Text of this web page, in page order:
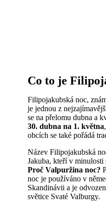
Co to je
Filipojakubská noc,
je jednou z
se na přelomu dubna a
30. dubna na 1. května
obcích se také pořádá
Název Filipojakubská
Jakuba, kteří v
Proč Valpuržina noc?
noc je používáno v
Skandinávii a je
světice Svaté Valburgy.